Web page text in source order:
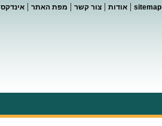
אודות | צור קשר | מפת האתר | | sitemap